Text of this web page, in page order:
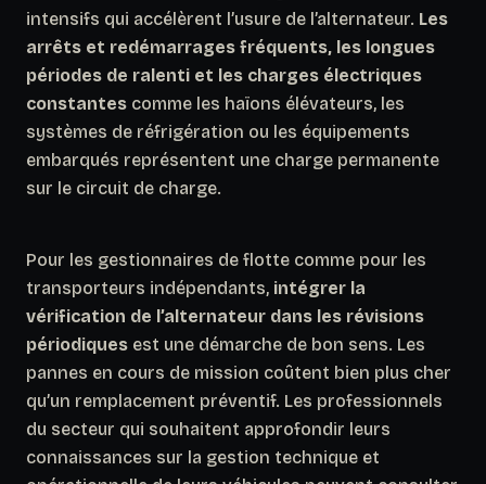
intensifs qui accélèrent l’usure de l’alternateur. Les
arrêts et redémarrages fréquents, les longues
périodes de ralenti et les charges électriques
constantes comme les haïons élévateurs, les
systèmes de réfrigération ou les équipements
embarqués représentent une charge permanente
sur le circuit de charge.
Pour les gestionnaires de flotte comme pour les
transporteurs indépendants, intégrer la
vérification de l’alternateur dans les révisions
périodiques est une démarche de bon sens. Les
pannes en cours de mission coûtent bien plus cher
qu’un remplacement préventif. Les professionnels
du secteur qui souhaitent approfondir leurs
connaissances sur la gestion technique et